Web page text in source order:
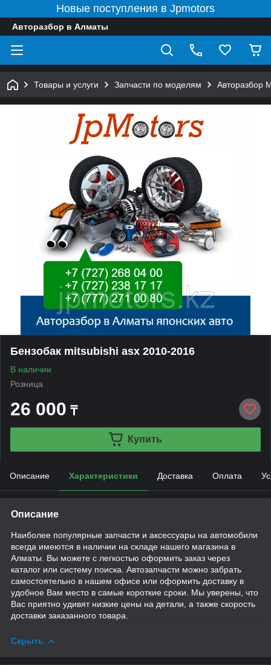
Новые поступления в Jpmotors
Авторазбор в Алматы
Товары и услуги Запчасти по моделям Авторазбор
Бензобак mitsubishi asx 2010-2016
В наличии
Розница
26 000 ₸
Купить
Описание Характеристики Доставка Оплата
Описание
Наиболее популярные запчасти и аксессуары на автомобили
всегда имеются в наличии на складе нашего магазина в
Алматы. Вы можете с легкостью оформить заказ через
каталог или систему поиска. Автозапчасти можно забрать
самостоятельно в нашем офисе или оформить доставку в
удобное Вам место в самые короткие сроки. Мы уверены, что
Вас приятно удивят низкие цены на детали, а также скорость
доставки заказанного товара.
Скрыть